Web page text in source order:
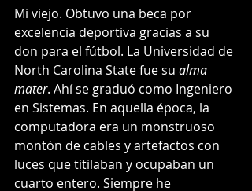
Mi viejo. Obtuvo una beca por
excelencia deportiva gracias a su
don para el fútbol. La Universidad de
North Carolina State fue su alma
mater. Ahí se graduó como Ingeniero
en Sistemas. En aquella época, la
computadora era un monstruoso
montón de cables y artefactos con
luces que titilaban y ocupaban un
cuarto entero. Siempre he